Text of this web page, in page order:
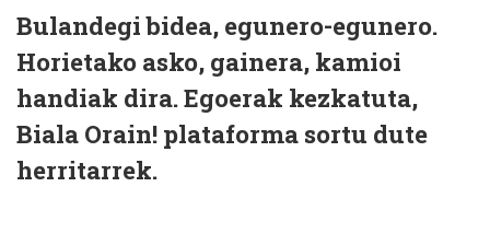
Bulandegi bidea, egunero-egunero.
Horietako asko, gainera, kamioi
handiak dira. Egoerak kezkatuta,
Biala Orain! plataforma sortu dute
herritarrek.